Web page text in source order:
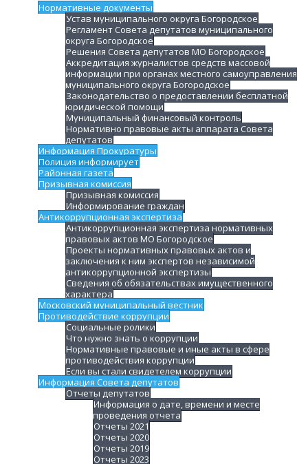
Нормативные документы
Устав муниципального округа Богородское
Регламент Совета депутатов муниципального
округа Богородское
Решения Совета депутатов МО Богородское
Аккредитация журналистов средств массовой
информации при органах местного самоуправления
муниципального округа Богородское
Законодательство о предоставлении бесплатной
юридической помощи
Муниципальный финансовый контроль
Нормативно правовые акты аппарата Совета
депутатов
Информация Прокуратуры
Полиция информирует
Районная газета
Призывная комиссия
Призывная комиссия
Информирование граждан
Антикоррупционная экспертиза
Антикоррупционная экспертиза нормативных
правовых актов МО Богородское
Проекты нормативных правовых актов и
заключения к ним экспертов независимой
антикоррупционной экспертизы
Сведения об обязательствах имущественного
характера
Московский муниципальный вестник
Противодействие коррупции
Социальные ролики
Что нужно знать о коррупции
Нормативные правовые и иные акты в сфере
противодействия коррупции
Если вы стали свидетелем коррупции
Информация Совета депутатов
Отчеты депутатов
Информация о дате, времени и месте
проведения отчета
Отчеты 2021
Отчеты 2020
Отчеты 2019
Отчеты 2023